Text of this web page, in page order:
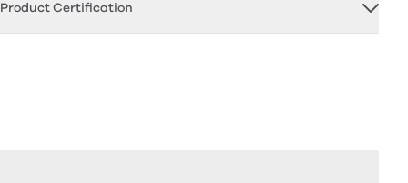
Product Certification